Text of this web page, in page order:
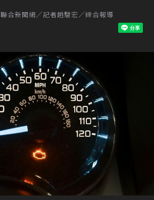
聯合新聞網／記者趙駿宏／綜合報導